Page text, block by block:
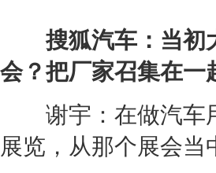
搜狐汽车：当初大
会？把厂家召集在一
谢宇：在做汽车用
展览，从那个展会